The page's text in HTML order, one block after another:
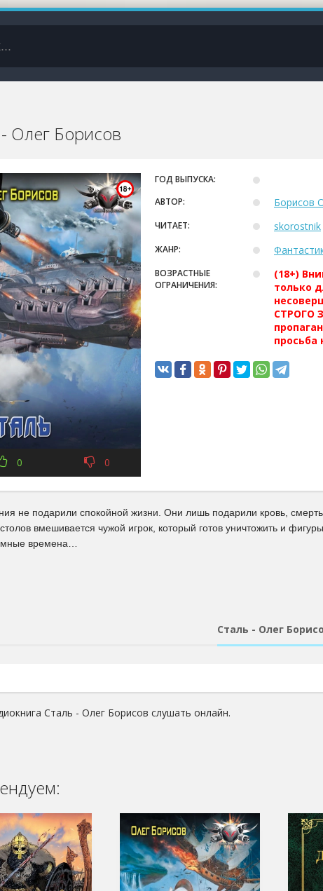
Олег Борисов
0 0
ГОД ВЫПУСКА:
АВТОР:
Борисов
ЧИТАЕТ: skorostnik
ЖАНР:
ВОЗРАСТНЫЕ
ОГРАНИЧЕНИЯ:
(18+)
только
СТРОГО
просьба
не подарили спокойной жизни. Они лишь подарили кровь,
вмешивается чужой игрок, который готов уничтожить и
времена…
Сталь - Олег
Сталь - Олег Борисов слушать онлайн.